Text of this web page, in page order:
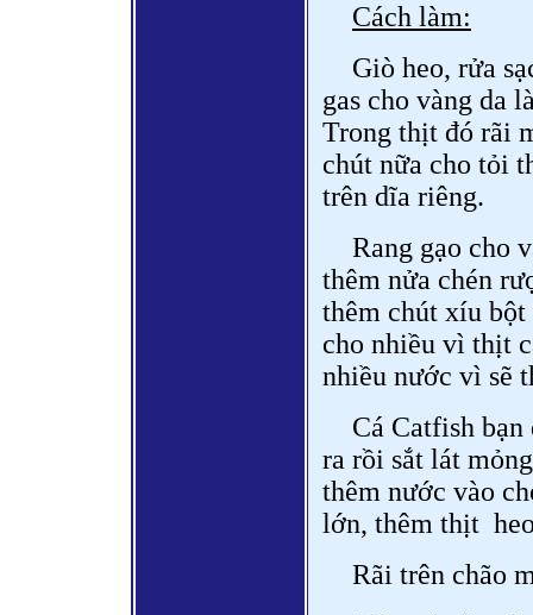
Cách làm:
Giò heo, rửa
gas cho vàng da
Trong thịt đó rãi
chút nữa cho tỏi
trên dĩa riêng.
Rang gạo cho
thêm nửa chén
thêm chút xíu bột
cho nhiều vì thịt
nhiều nước vì sẽ
Cá Catfish
ra rồi sắt lát
thêm nước vào
lớn, thêm thịt
Rãi trên chão